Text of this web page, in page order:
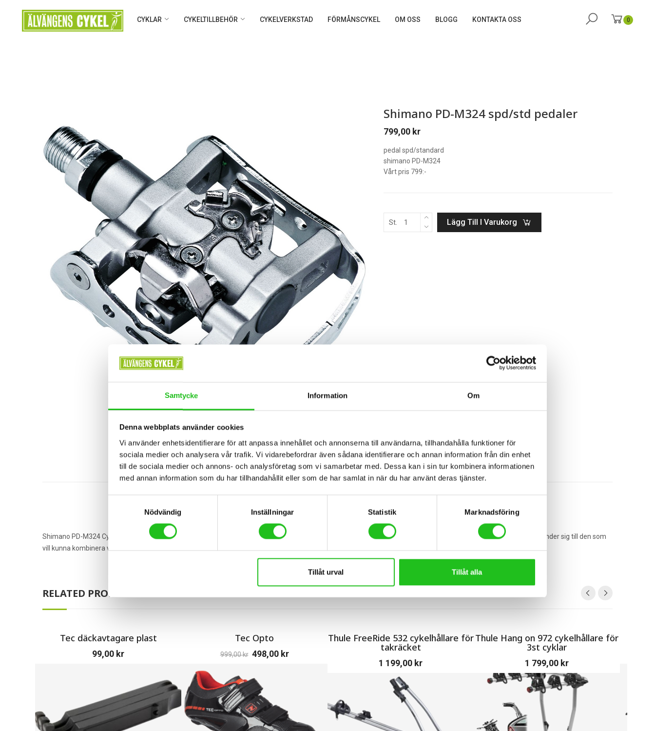
Samtycke Information Om
Denna webbplats använder cookies
Vi använder enhetsidentifierare för att anpassa innehållet och annonserna till användarna, tillhandahålla funktioner för
sociala medier och analysera vår trafik. Vi vidarebefordrar även sådana identifierare och annan information från din enhet
till de sociala medier och annons- och analysföretag som vi samarbetar med. Dessa kan i sin tur kombinera informationen
med annan information som du har tillhandahållit eller som de har samlat in när du har använt deras tjänster.
Nödvändig
Inställningar Statistik Marknadsföring
Tillåt urval Tillåt alla
CYKLAR CYKELTILLBEHÖR CYKELVERKSTAD FÖRMÅNSCYKEL OM OSS BLOGG KONTAKTA OSS 0
Shimano PD-M324 spd/std pedaler
799,00 kr
pedal spd/standard
shimano PD-M324
Vårt pris 799:-
St. Lägg Till I Varukorg
Shimano PD-M324 Cykelpedalen från shimano som är vändbar. Ena sidan är en spd pedal och den andra är en vanlig pedal. Denna pedal har bra kullager. Pedalen vänder sig till den som
vill kunna kombinera vanlig cykling och tränings cykling.
RELATED PRODUCTS
Tec däckavtagare plast
99,00 kr
Tec Opto
999,00kr 498,00 kr
Thule FreeRide 532 cykelhållare för
takräcket
1 199,00 kr
Thule Hang on 972 cykelhållare för
3st cyklar
1 799,00 kr